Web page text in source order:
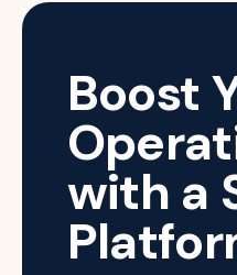
Boost
with a